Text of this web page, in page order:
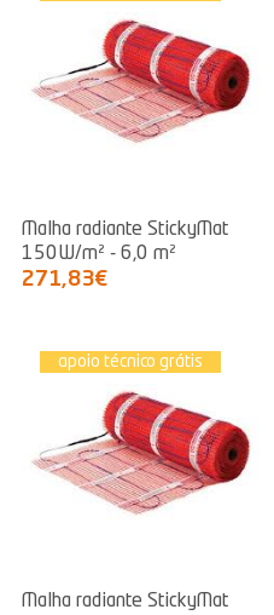
Malha radiante StickyMat
150W/m² - 6,0 m²
271,83€
apoio técnico grátis
Malha radiante StickyMat